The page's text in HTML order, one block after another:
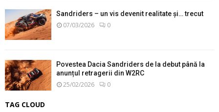
Sandriders – un vis devenit realitate și… trecut
07/03/2026 0
Povestea Dacia Sandriders de la debut până la
anunțul retragerii din W2RC
25/02/2026 0
TAG CLOUD